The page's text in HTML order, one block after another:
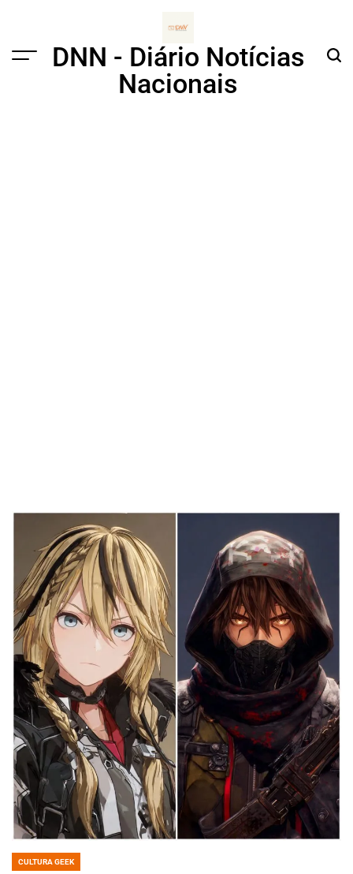
Menu
DNN - Diário Notícias
Nacionais
POSTED
CULTURA GEEK